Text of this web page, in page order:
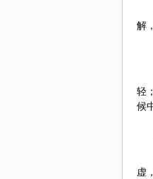
解
轻
候
虚